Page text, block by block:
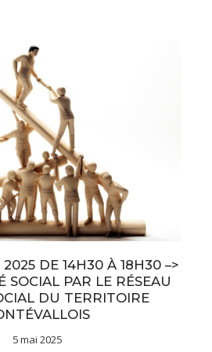
DE 14H30 À 18H30 –>
SOCIAL PAR LE RÉSEAU
DU TERRITOIRE
5 mai 2025